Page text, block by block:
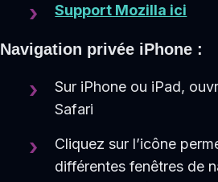
Support Mozilla ici
Navigation privée iPhone :
Sur iPhone ou iPad,
Safari
Cliquez sur l’icône
différentes fenêtres de